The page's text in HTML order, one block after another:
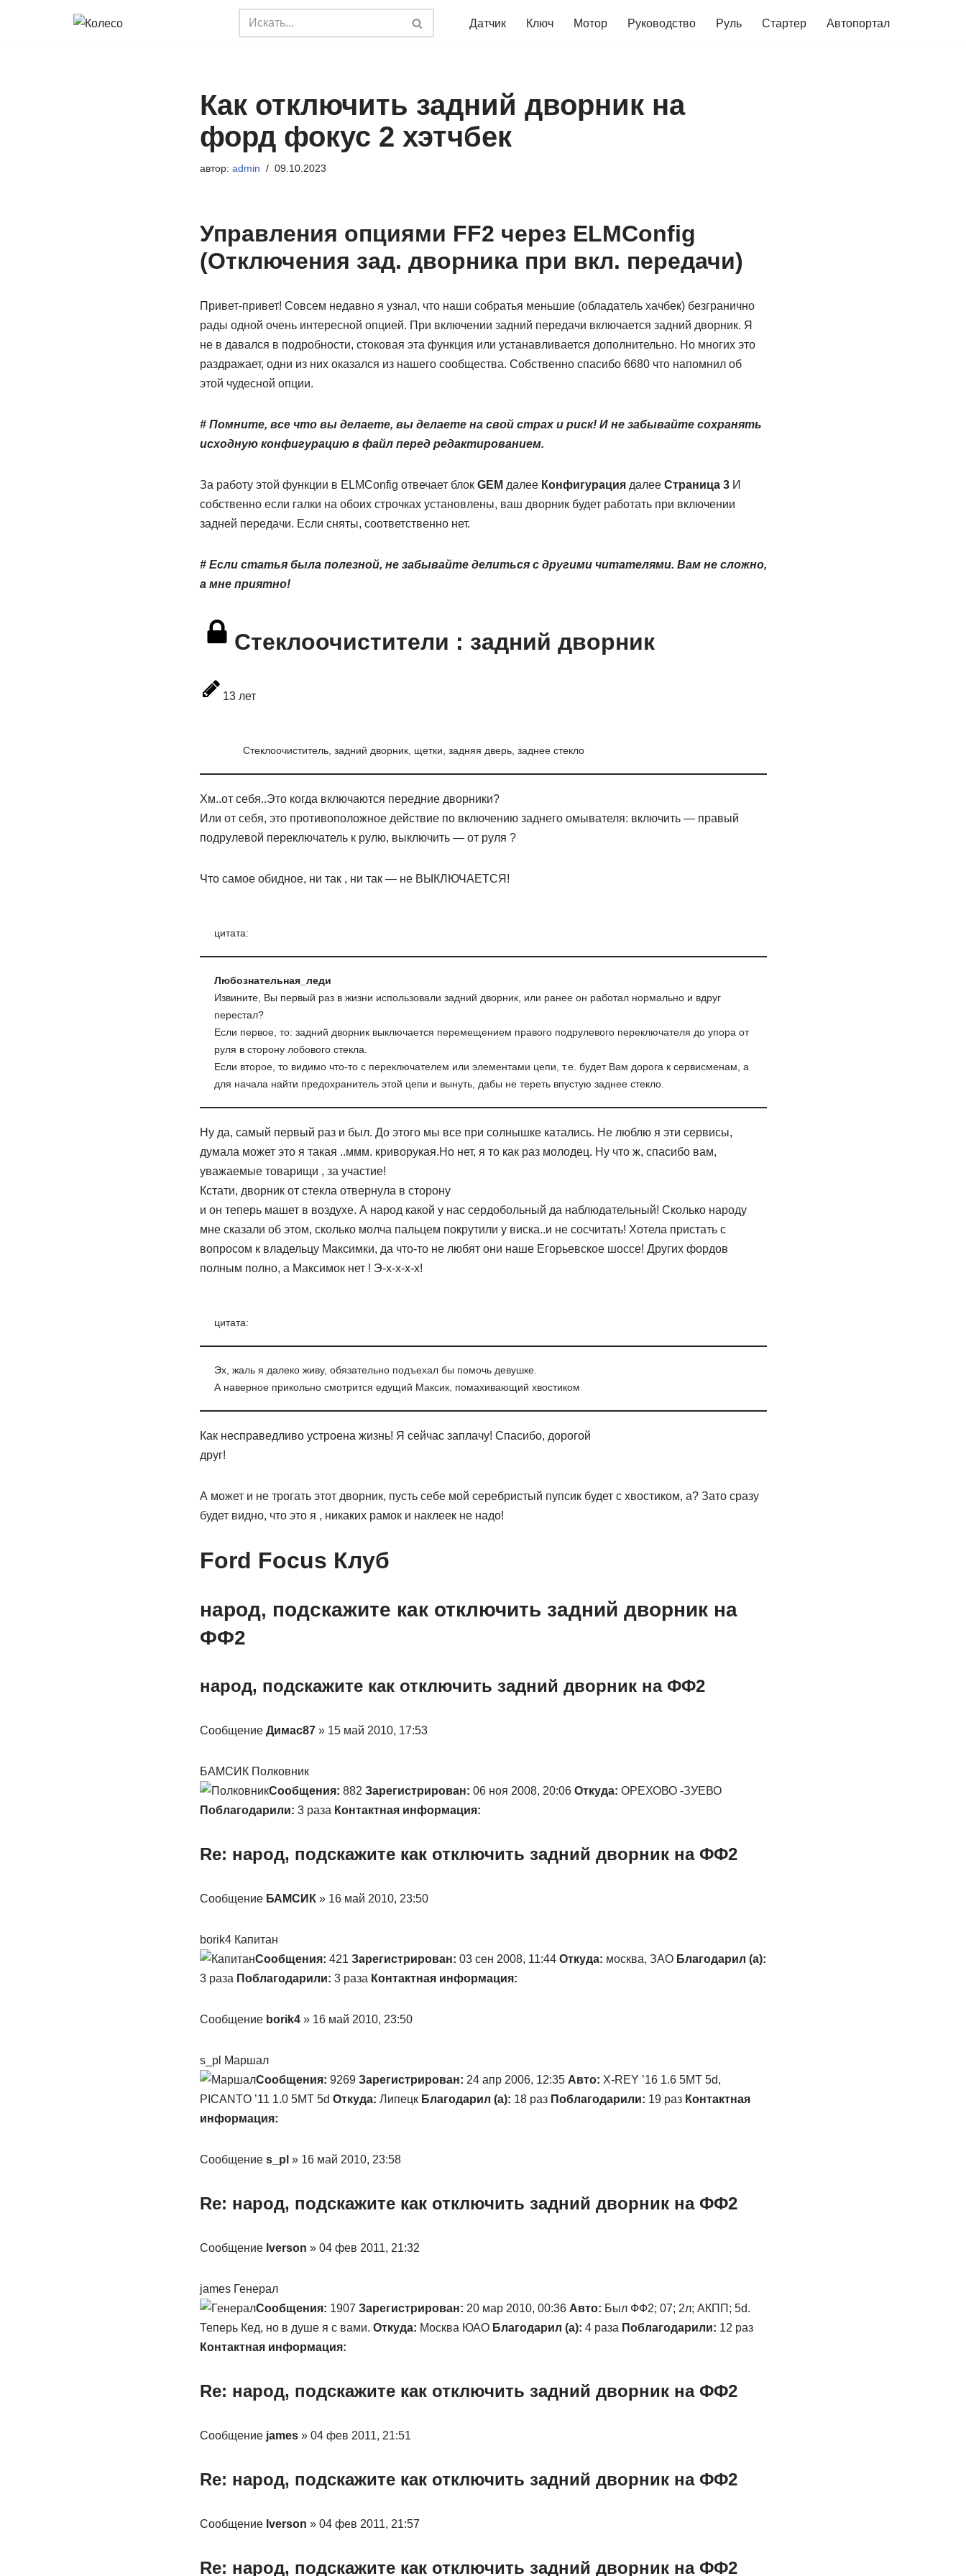
Датчик Ключ Мотор Руководство Руль Стартер Автопортал
Как отключить задний дворник на
форд фокус 2 хэтчбек
автор: admin 09.10.2023
Управления опциями FF2 через ELMConfig
(Отключения зад. дворника при вкл. передачи)
Привет-привет! Совсем недавно я узнал, что наши собратья меньшие (обладатель хачбек) безгранично
рады одной очень интересной опцией. При включении задний передачи включается задний дворник. Я
не в давался в подробности, стоковая эта функция или устанавливается дополнительно. Но многих это
раздражает, одни из них оказался из нашего сообщества. Собственно спасибо 6680 что напомнил об
этой чудесной опции.
# Помните, все что вы делаете, вы делаете на свой страх и риск! И не забывайте сохранять
исходную конфигурацию в файл перед редактированием.
За работу этой функции в ELMConfig отвечает блок GEM далее Конфигурациядалее Страница 3И
собственно если галки на обоих строчках установлены, ваш дворник будет работать при включении
задней передачи. Если сняты, соответственно нет.
# Если статья была полезной, не забывайте делиться с другими читателями. Вам не сложно,
а мне приятно!
Стеклоочистители : задний дворник
13 лет
Стеклоочиститель, задний дворник, щетки, задняя дверь, заднее стекло
Хм..от себя..Это когда включаются передние дворники?
Или от себя, это противоположное действие по включению заднего омывателя: включить — правый
подрулевой переключатель к рулю, выключить — от руля ?
Что самое обидное, ни так , ни так — не ВЫКЛЮЧАЕТСЯ!
цитата:
Любознательная_леди
Извините, Вы первый раз в жизни использовали задний дворник, или ранее он работал нормально и вдруг
перестал?
Если первое, то: задний дворник выключается перемещением правого подрулевого переключателя до упора от
руля в сторону лобового стекла.
Если второе, то видимо что-то с переключателем или элементами цепи, т.е. будет Вам дорога к сервисменам, а
для начала найти предохранитель этой цепи и вынуть, дабы не тереть впустую заднее стекло.
Ну да, самый первый раз и был. До этого мы все при солнышке катались. Не люблю я эти сервисы,
думала может это я такая ..ммм. криворукая.Но нет, я то как раз молодец. Ну что ж, спасибо вам,
уважаемые товарищи , за участие!
Кстати, дворник от стекла отвернула в сторону
и он теперь машет в воздухе. А народ какой у нас сердобольный да наблюдательный! Сколько народу
мне сказали об этом, сколько молча пальцем покрутили у виска..и не сосчитать! Хотела пристать с
вопросом к владельцу Максимки, да что-то не любят они наше Егорьевское шоссе! Других фордов
полным полно, а Максимок нет ! Э-х-х-х-х!
цитата:
Эх, жаль я далеко живу, обязательно подъехал бы помочь девушке.
А наверное прикольно смотрится едущий Максик, помахивающий хвостиком
Как несправедливо устроена жизнь! Я сейчас заплачу! Спасибо, дорогой
друг!
А может и не трогать этот дворник, пусть себе мой серебристый пупсик будет с хвостиком, а? Зато сразу
будет видно, что это я , никаких рамок и наклеек не надо!
Ford Focus Клуб
народ, подскажите как отключить задний дворник на
ФФ2
народ, подскажите как отключить задний дворник на ФФ2
Сообщение Димас87» 15 май 2010, 17:53
БАМСИК Полковник
Сообщения: 882 Зарегистрирован: 06 ноя 2008, 20:06 Откуда: ОРЕХОВО -ЗУЕВО
Поблагодарили: 3 раза Контактная информация:
Re: народ, подскажите как отключить задний дворник на ФФ2
Сообщение БАМСИК» 16 май 2010, 23:50
borik4 Капитан
Сообщения: 421 Зарегистрирован: 03 сен 2008, 11:44 Откуда: москва, ЗАО Благодарил (а):
3 раза Поблагодарили: 3 раза Контактная информация:
Сообщение borik4» 16 май 2010, 23:50
s_pl Маршал
Сообщения: 9269 Зарегистрирован: 24 апр 2006, 12:35 Авто: X-REY ’16 1.6 5MT 5d,
PICANTO ’11 1.0 5MT 5d Откуда: Липецк Благодарил (а): 18 раз Поблагодарили: 19 раз Контактная
информация:
Сообщение s_pl » 16 май 2010, 23:58
Re: народ, подскажите как отключить задний дворник на ФФ2
Сообщение Iverson » 04 фев 2011, 21:32
james Генерал
Сообщения: 1907 Зарегистрирован: 20 мар 2010, 00:36 Авто: Был ФФ2; 07; 2л; АКПП; 5d.
Теперь Кед, но в душе я с вами. Откуда: Москва ЮАО Благодарил (а): 4 раза Поблагодарили: 12 раз
Контактная информация:
Re: народ, подскажите как отключить задний дворник на ФФ2
Сообщение james» 04 фев 2011, 21:51
Re: народ, подскажите как отключить задний дворник на ФФ2
Сообщение Iverson » 04 фев 2011, 21:57
Re: народ, подскажите как отключить задний дворник на ФФ2